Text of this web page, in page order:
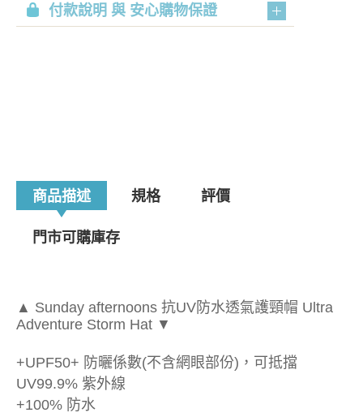
付款說明 與 安心購物保證
商品描述 規格 評價
門市可購庫存
▲ Sunday afternoons 抗UV防水透氣護頸帽 Ultra
Adventure Storm Hat ▼
+UPF50+ 防曬係數(不含網眼部份)，可抵擋
UV99.9% 紫外線
+100% 防水